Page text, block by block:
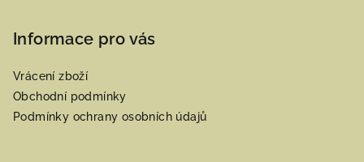
Informace pro vás
Vrácení zboží
Obchodní podmínky
Podmínky ochrany osobních údajů